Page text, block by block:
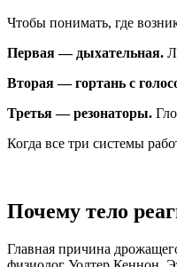
Чтобы понимать, где
Первая — дыхательная.
Вторая — гортань с
Третья — резонаторы.
Когда все три системы
Почему тело
Главная причина